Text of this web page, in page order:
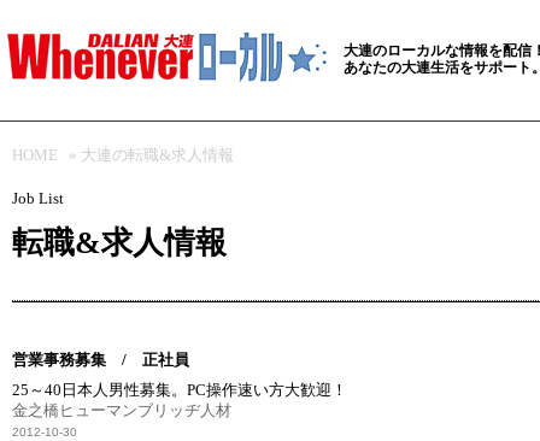
大連のローカルな情報を配信
あなたの大連生活をサポート
HOME » 大連の転職&求人情報
Job List
転職&求人情報
営業事務募集 / 正社員
25～40日本人男性募集。PC操作速い方大歓迎！
金之橋ヒューマンブリッヂ人材
2012-10-30